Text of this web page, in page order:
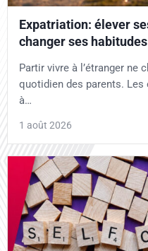
Expatriation: élever
changer ses habitudes
Partir vivre à l’étranger ne
quotidien des parents. Les
à…
1 août 2026